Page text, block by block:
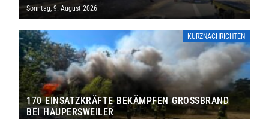
Sonntag, 9. August 2026
KURZNACHRICHTEN
170 EINSATZKRÄFTE BEKÄMPFEN GROSSBRAND B
EI HAUPERSWEILER